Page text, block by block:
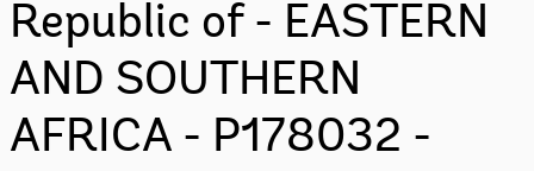
Republic of - EASTERN
AND SOUTHERN
AFRICA - P178032 -